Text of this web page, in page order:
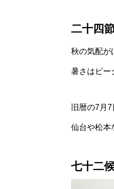
二十四
秋の気配が
暑さはピー
旧暦の7月
仙台や松本
七十二